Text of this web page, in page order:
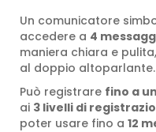
Un comunicatore
accedere a 4
maniera chiara e
al doppio altoparlante.
Può registrare fino a
ai 3 livelli di
poter usare fino a 12